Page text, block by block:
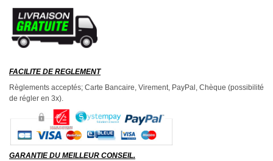
FACILITE DE REGLEMENT
Règlements acceptés; Carte Bancaire, Virement, PayPal, Chèque (possibilité
de régler en 3x).
GARANTIE DU MEILLEUR CONSEIL.